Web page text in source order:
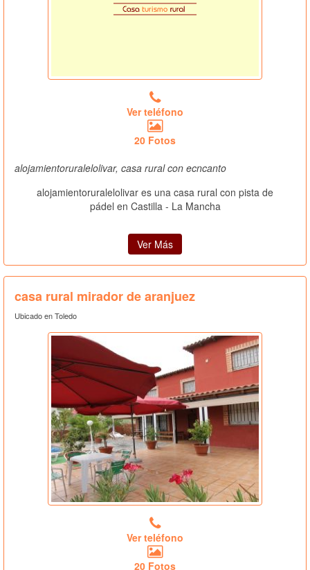
Ver teléfono
20 Fotos
alojamientoruralelolivar, casa rural con ecncanto
alojamientoruralelolivar es una casa rural con pista de
pádel en Castilla - La Mancha
Ver Más
casa rural mirador de aranjuez
Ubicado en Toledo
Ver teléfono
20 Fotos